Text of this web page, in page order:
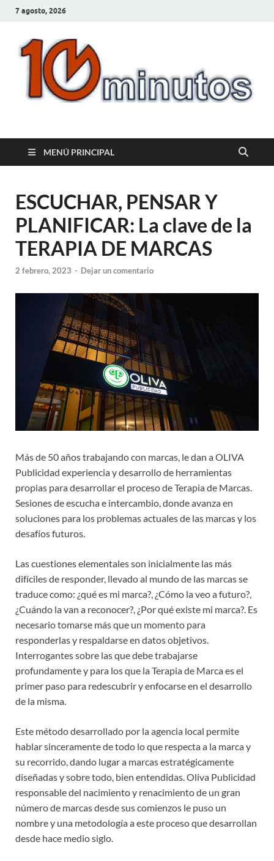
7 agosto, 2026
10minutos.com.uy
MENÚ PRINCIPAL
ESCUCHAR, PENSAR Y
PLANIFICAR: La clave de la
TERAPIA DE MARCAS
2 febrero, 2023 - Dejar un comentario
Más de 50 años trabajando con marcas, le dan a OLIVA
Publicidad experiencia y desarrollo de herramientas
propias para desarrollar el proceso de Terapia de Marcas.
Sesiones de escucha e intercambio, donde avanza en
soluciones para los problemas actuales de las marcas y los
desafíos futuros.
Las cuestiones elementales son inicialmente las más
difíciles de responder, llevado al mundo de las marcas se
traduce como: ¿qué es mi marca?, ¿Cómo la veo a futuro?,
¿Cuándo la van a reconocer?, ¿Por qué existe mi marca?. Es
necesario tomarse más que un momento para
responderlas y respaldarse en datos objetivos.
Interrogantes sobre las que debe trabajarse
profundamente y para los que la Terapia de Marca es el
primer paso para redescubrir y enfocarse en el desarrollo
de la misma.
Este método desarrollado por la agencia local permite
hablar sinceramente de todo lo que respecta a la marca y
su recorrido, dando lugar a marcas estratégicamente
diseñadas y sobre todo, bien entendidas. Oliva Publicidad
responsable del nacimiento y renacimiento de un gran
número de marcas desde sus comienzos le puso un
nombre y una metodología a este proceso que desarrollan
desde hace medio siglo.